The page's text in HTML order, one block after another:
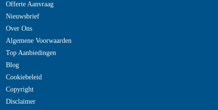
Offerte Aanvraag
Nieuwsbrief
Over Ons
Algemene Voorwaarden
Top Aanbiedingen
Blog
Cookiebeleid
Copyright
Disclaimer